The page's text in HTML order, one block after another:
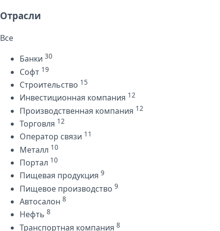
Отрасли
Все
Банки 30
Софт 19
Строительство 15
Инвестиционная компания 12
Производственная компания 12
Торговля 12
Оператор связи 11
Металл 10
Портал 10
Пищевая продукция 9
Пищевое производство 9
Автосалон 8
Нефть 8
Транспортная компания 8